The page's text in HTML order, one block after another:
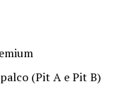
(Pit A e Pit B)